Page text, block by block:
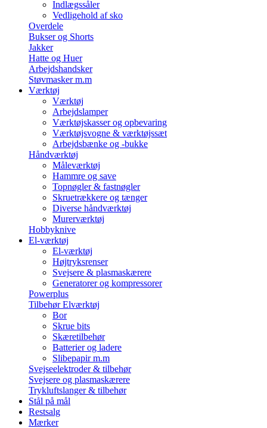
Indlægssåler
Vedligehold af sko
Overdele
Bukser og Shorts
Jakker
Hatte og Huer
Arbejdshandsker
Støvmasker m.m
Værktøj
Værktøj
Arbejdslamper
Værktøjskasser og opbevaring
Værktøjsvogne & værktøjssæt
Arbejdsbænke og -bukke
Håndværktøj
Måleværktøj
Hammre og save
Topnøgler & fastnøgler
Skruetrækkere og tænger
Diverse håndværktøj
Murerværktøj
Hobbyknive
El-værktøj
El-værktøj
Højtryksrenser
Svejsere & plasmaskærere
Generatorer og kompressorer
Powerplus
Tilbehør Elværktøj
Bor
Skrue bits
Skæretilbehør
Batterier og ladere
Slibepapir m.m
Svejseelektroder & tilbehør
Svejsere og plasmaskærere
Trykluftslanger & tilbehør
Stål på mål
Restsalg
Mærker